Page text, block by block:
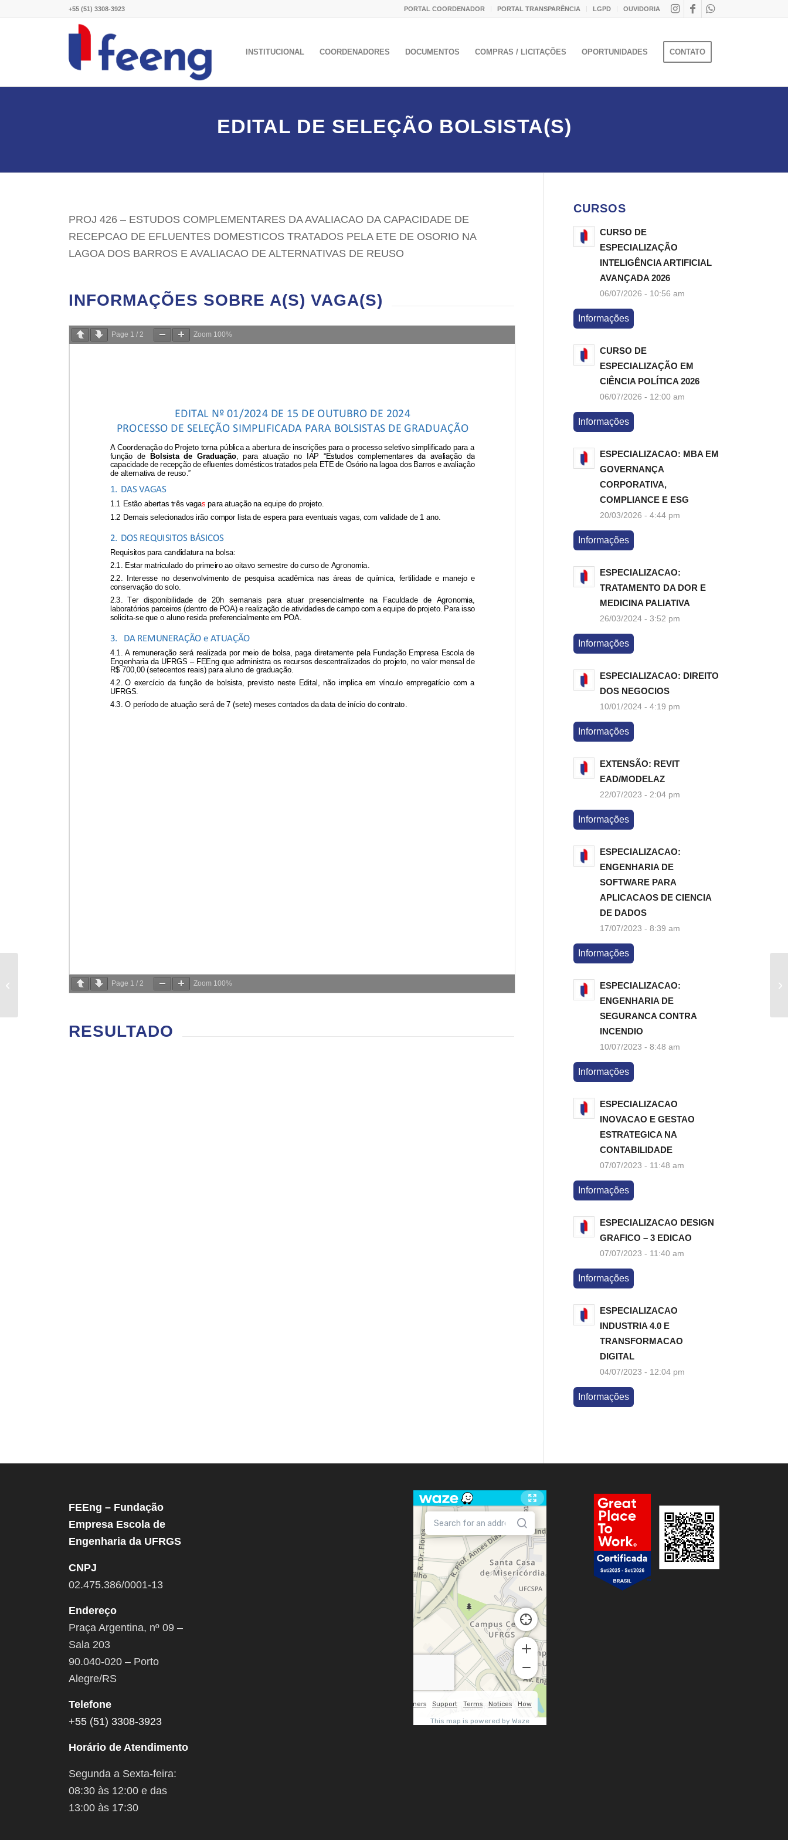
PORTAL COORDENADOR PORTAL TRANSPARÊNCIA LGPD OUVIDORIA
+55 (51) 3308-3923
INSTITUCIONAL COORDENADORES DOCUMENTOS COMPRAS / LICITAÇÕES OPORTUNIDADES CONTATO
EDITAL DE SELEÇÃO BOLSISTA(S)
PROJ 426 – ESTUDOS COMPLEMENTARES DA AVALIACAO DA CAPACIDADE DE
RECEPCAO DE EFLUENTES DOMESTICOS TRATADOS PELA ETE DE OSORIO NA
LAGOA DOS BARROS E AVALIACAO DE ALTERNATIVAS DE REUSO
INFORMAÇÕES SOBRE A(S) VAGA(S)
Page 1 /2 Zoom 100%
Page 1 / 2 Zoom 100%
RESULTADO
CURSOS
CURSO DE
ESPECIALIZAÇÃO
INTELIGÊNCIA ARTIFICIAL
AVANÇADA 2026
06/07/2026 - 10:56 am
Informações
CURSO DE
ESPECIALIZAÇÃO EM
CIÊNCIA POLÍTICA 2026
06/07/2026 - 12:00 am
Informações
ESPECIALIZACAO: MBA EM
GOVERNANÇA
CORPORATIVA,
COMPLIANCE E ESG
20/03/2026 - 4:44 pm
Informações
ESPECIALIZACAO:
TRATAMENTO DA DOR E
MEDICINA PALIATIVA
26/03/2024 - 3:52 pm
Informações
ESPECIALIZACAO: DIREITO
DOS NEGOCIOS
10/01/2024 - 4:19 pm
Informações
EXTENSÃO: REVIT
EAD/MODELAZ
22/07/2023 - 2:04 pm
Informações
ESPECIALIZACAO:
ENGENHARIA DE
SOFTWARE PARA
APLICACAOS DE CIENCIA
DE DADOS
17/07/2023 - 8:39 am
Informações
ESPECIALIZACAO:
ENGENHARIA DE
SEGURANCA CONTRA
INCENDIO
10/07/2023 - 8:48 am
Informações
ESPECIALIZACAO
INOVACAO E GESTAO
ESTRATEGICA NA
CONTABILIDADE
07/07/2023 - 11:48 am
Informações
ESPECIALIZACAO DESIGN
GRAFICO – 3 EDICAO
07/07/2023 - 11:40 am
Informações
ESPECIALIZACAO
INDUSTRIA 4.0 E
TRANSFORMACAO
DIGITAL
04/07/2023 - 12:04 pm
Informações
FEEng – Fundação
Empresa Escola de
Engenharia da UFRGS
CNPJ
02.475.386/0001-13
Endereço
Praça Argentina, nº 09 –
Sala 203
90.040-020 – Porto
Alegre/RS
Telefone
+55 (51) 3308-3923
Horário de Atendimento
Segunda a Sexta-feira:
08:30 às 12:00 e das
13:00 às 17:30
DIAGNOSTICO DE
FATORES QUE
DE ESCOLAS...